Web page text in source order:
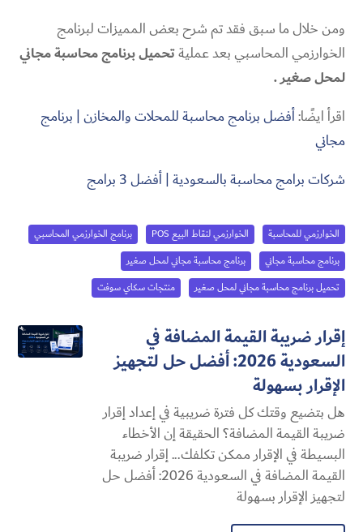
ومن خلال ما سبق فقد تم شرح بعض المميزات لبرنامج
الخوارزمي المحاسبي بعد عمليةتحميل برنامج محاسبة مجاني
لمحل صغير .
اقرأ ايضًا:أفضل برنامج محاسبة للمحلات والمخازن | برنامج
مجاني
شركات برامج محاسبة بالسعودية | أفضل 3 برامج
الخوارزمي للمحاسبة الخوارزمي لنقاط البيع POS
برنامج الخوارزمي المحاسبي
برنامج محاسبة مجاني
برنامج محاسبة مجاني لمحل صغير
تحميل برنامج محاسبة مجاني لمحل صغير
منتجات سكاي سوفت
إقرار ضريبة القيمة المضافة في
السعودية 2026: أفضل حل لتجهيز
الإقرار بسهولة
هل بتضيع وقتك كل فترة ضريبية في إعداد إقرار
ضريبة القيمة المضافة؟ الحقيقة إن الأخطاء
البسيطة في الإقرار ممكن تكلفك... إقرار ضريبة
القيمة المضافة في السعودية 2026: أفضل حل
لتجهيز الإقرار بسهولة